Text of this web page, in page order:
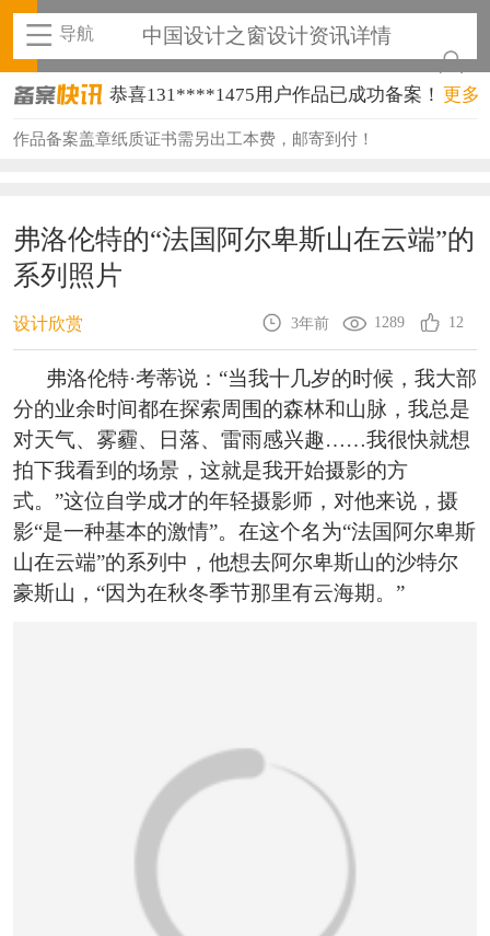
导航 中国设计之窗设计资讯详情
恭喜131****1475用户作品已成功备案！
恭喜133****8874用户作品已成功备案！
恭喜133****9020用户作品已成功备案！
恭喜136****9807用户作品已成功备案！
恭喜159****4930用户作品已成功备案！
恭喜150****6483用户作品已成功备案！
恭喜131****2473用户作品已成功备案！
恭喜159****4201用户作品已成功备案！
恭喜133****6466用户作品已成功备案！
更多
作品备案盖章纸质证书需另出工本费，邮寄到付！
弗洛伦特的“法国阿尔卑斯山在云端”的
系列照片
设计欣赏 3年前 1289 12
弗洛伦特·考蒂说：“当我十几岁的时候，我大部
分的业余时间都在探索周围的森林和山脉，我总是
对天气、雾霾、日落、雷雨感兴趣……我很快就想
拍下我看到的场景，这就是我开始摄影的方
式。”这位自学成才的年轻摄影师，对他来说，摄
影“是一种基本的激情”。在这个名为“法国阿尔卑斯
山在云端”的系列中，他想去阿尔卑斯山的沙特尔
豪斯山，“因为在秋冬季节那里有云海期。”